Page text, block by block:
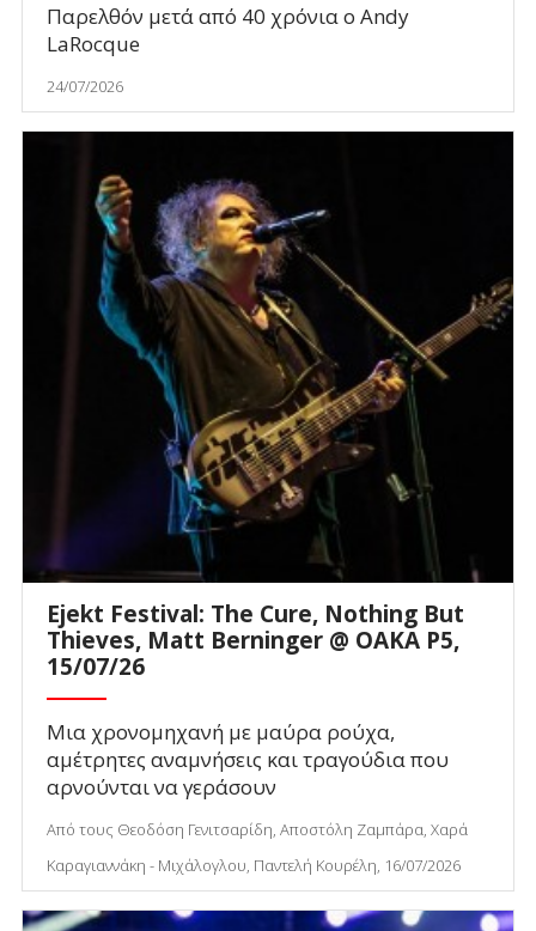
Παρελθόν μετά από 40 χρόνια ο Andy
LaRocque
24/07/2026
Ejekt Festival: The Cure, Nothing But
Thieves, Matt Berninger @ ΟΑΚΑ P5,
15/07/26
Μια χρονομηχανή με μαύρα ρούχα,
αμέτρητες αναμνήσεις και τραγούδια που
αρνούνται να γεράσουν
Από τους Θεοδόση Γενιτσαρίδη, Αποστόλη Ζαμπάρα, Χαρά
Καραγιαννάκη - Μιχάλογλου, Παντελή Κουρέλη, 16/07/2026